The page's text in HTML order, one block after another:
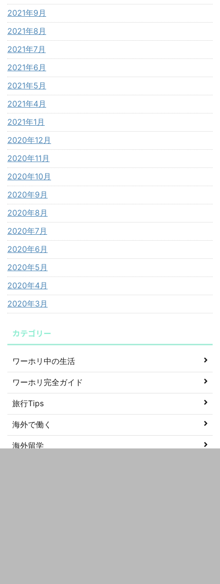
2021年9月
2021年8月
2021年7月
2021年6月
2021年5月
2021年4月
2021年1月
2020年12月
2020年11月
2020年10月
2020年9月
2020年8月
2020年7月
2020年6月
2020年5月
2020年4月
2020年3月
カテゴリー
ワーホリ中の生活
ワーホリ完全ガイド
旅行Tips
海外で働く
海外留学